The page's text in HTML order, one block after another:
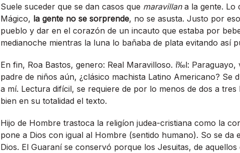
Suele suceder que se dan casos que maravillana la gente. Lo
Mágico, la gente no se sorprende, no se asusta. Justo por
pueblo y dar en el corazón de un incauto que estaba por
medianoche mientras la luna lo bañaba de plata evitando así­
En fin, Roa Bastos, genero: Real Maravilloso. í‰l:
padre de niños aún, ¿clásico machista Latino Americano? Se
a mí­. Lectura difí­cil, se requiere de por lo menos de dos a
bien en su totalidad el texto.
Hijo de Hombre trastoca la religí­on judea-cristiana como la
pone a Dios con igual al Hombre (sentido humano). So se da
Dios. El Guaraní­ se conservó porque los Jesuitas, de